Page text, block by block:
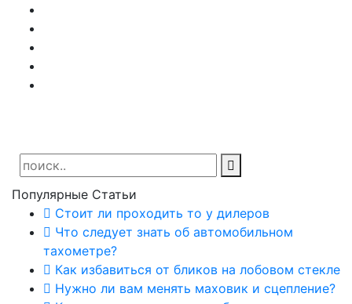
Популярные Статьи
Стоит ли проходить то у дилеров
Что следует знать об автомобильном
тахометре?
Как избавиться от бликов на лобовом стекле
Нужно ли вам менять маховик и сцепление?